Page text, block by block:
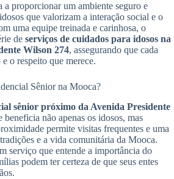
a proporcionar um ambiente seguro e
que valorizam a interação social e o
uma equipe treinada e carinhosa, o
de serviços de cuidados para idosos na
Wilson 274, assegurando que cada
o respeito que merece.
Sênior na Mooca?
sênior próximo da Avenida Presidente
beneficia não apenas os idosos, mas
permite visitas frequentes e uma
e a vida comunitária da Mooca.
serviço que entende a importância do
podem ter certeza de que seus entes